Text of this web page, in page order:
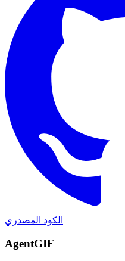
الكود المصدري
AgentGIF